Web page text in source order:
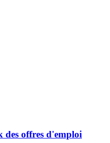
des offres d'emploi